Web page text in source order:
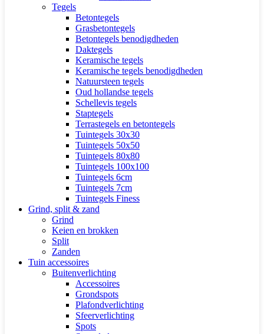
Tegels
Betontegels
Grasbetontegels
Betontegels benodigdheden
Daktegels
Keramische tegels
Keramische tegels benodigdheden
Natuursteen tegels
Oud hollandse tegels
Schellevis tegels
Staptegels
Terrastegels en betontegels
Tuintegels 30x30
Tuintegels 50x50
Tuintegels 80x80
Tuintegels 100x100
Tuintegels 6cm
Tuintegels 7cm
Tuintegels Finess
Grind, split & zand
Grind
Keien en brokken
Split
Zanden
Tuin accessoires
Buitenverlichting
Accessoires
Grondspots
Plafondverlichting
Sfeerverlichting
Spots